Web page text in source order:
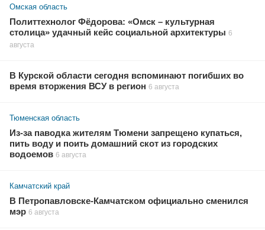
Омская область
Политтехнолог Фёдорова: «Омск – культурная
столица» удачный кейс социальной архитектуры 6
августа
В Курской области сегодня вспоминают погибших во
время вторжения ВСУ в регион 6 августа
Тюменская область
Из-за паводка жителям Тюмени запрещено купаться,
пить воду и поить домашний скот из городских
водоемов 6 августа
Камчатский край
В Петропавловске-Камчатском официально сменился
мэр 6 августа